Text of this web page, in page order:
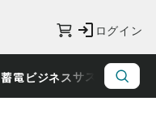
ログイン
蓄電ビジネスサステナビリ